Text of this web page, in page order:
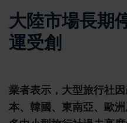
大陸市場長
運受創
業者表示，大型旅行社
本、韓國、東南亞、歐